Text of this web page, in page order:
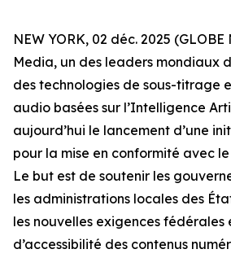
NEW YORK, 02 déc. 2025
Media, un des leaders mondiaux
des technologies de sous-titrage
audio basées sur l’Intelligence
aujourd’hui le lancement d’une
pour la mise en conformité avec
Le but est de soutenir les
les administrations locales des
les nouvelles exigences fédérales
d’accessibilité des contenus